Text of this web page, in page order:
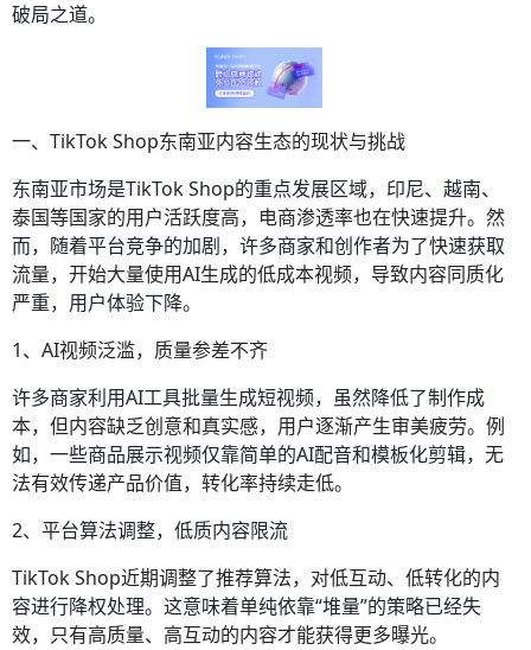
破局之道。
一、TikTok Shop东南亚内容生态的现状与挑战
东南亚市场是TikTok Shop的重点发展区域，印尼、越南、
泰国等国家的用户活跃度高，电商渗透率也在快速提升。然
而，随着平台竞争的加剧，许多商家和创作者为了快速获取
流量，开始大量使用AI生成的低成本视频，导致内容同质化
严重，用户体验下降。
1、AI视频泛滥，质量参差不齐
许多商家利用AI工具批量生成短视频，虽然降低了制作成
本，但内容缺乏创意和真实感，用户逐渐产生审美疲劳。例
如，一些商品展示视频仅靠简单的AI配音和模板化剪辑，无
法有效传递产品价值，转化率持续走低。
2、平台算法调整，低质内容限流
TikTok Shop近期调整了推荐算法，对低互动、低转化的内
容进行降权处理。这意味着单纯依靠“堆量”的策略已经失
效，只有高质量、高互动的内容才能获得更多曝光。